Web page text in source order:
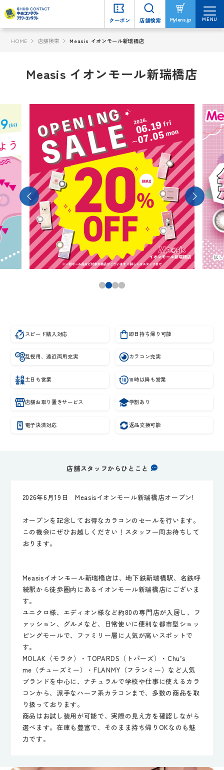
クーポン 店舗検索 Mylens.jp MENU
HOME 店舗検索 Measis イオンモール新瑞橋店
Measis イオンモール新瑞橋店
スピード購入対応 即日持ち帰り可能
乱視用、遠近両用充実 カラコン充実
土日も営業 18時以降も営業
店舗お取り置きサービス 学割あり
電子決済対応 返品交換可能
店舗スタッフからひとこと
2026年6月19日 Measisイオンモール新瑞橋店オープン!
オープンを記念してお得なカラコンのセールを行います。
この機会にぜひお越しください！スタッフ一同お待ちして
おります。
Measisイオンモール新瑞橋店は、地下鉄新瑞橋駅、名鉄呼
続駅から徒歩圏内にあるイオンモール新瑞橋店にございま
す。
ユニクロ様、エディオン様など約80の専門店が入居し、フ
ァッション、グルメなど、日常使いに便利な都市型ショッ
ピングモールで、ファミリー層に人気が高いスポットで
す。
MOLAK（モラク）・TOPARDS（トパーズ）・Chu’s
me（チューズミー）・FLANMY（フランミー）など人気
ブランドを中心に、ナチュラルで学校や仕事に使えるカラ
コンから、派手なハーフ系カラコンまで、多数の商品を取
り扱っております。
商品はお試し装用が可能で、実際の見え方を確認しながら
選べます。在庫も豊富で、そのまま持ち帰りOKなのも魅
力です。
クーポン 店舗検索 Mylens.jp MENU